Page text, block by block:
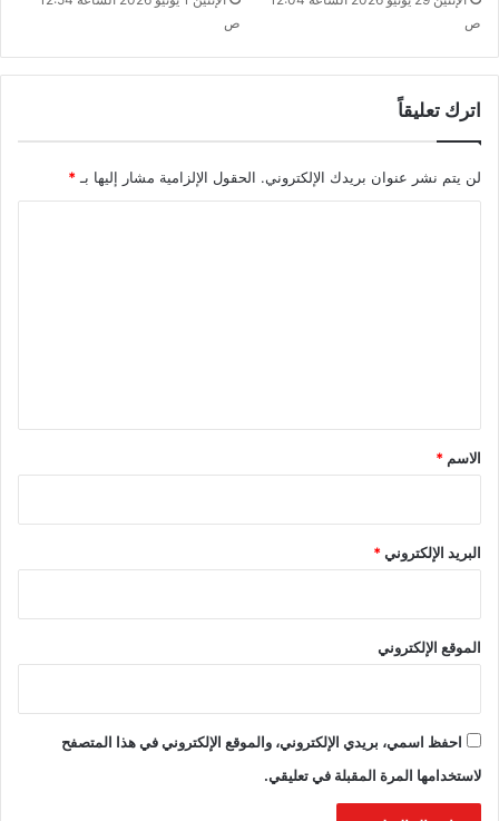
ص
ص
اترك تعليقاً
لن يتم نشر عنوان بريدك الإلكتروني. الحقول الإلزامية مشار إليها بـ *
*
الاسم *
البريد الإلكتروني*
الموقع الإلكتروني
احفظ اسمي، بريدي الإلكتروني، والموقع الإلكتروني في هذا المتصفح
لاستخدامها المرة المقبلة في تعليقي.